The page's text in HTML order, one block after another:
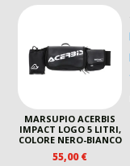
MARSUPIO ACERBIS
IMPACT LOGO 5 LITRI,
COLORE NERO-BIANCO
55,00€